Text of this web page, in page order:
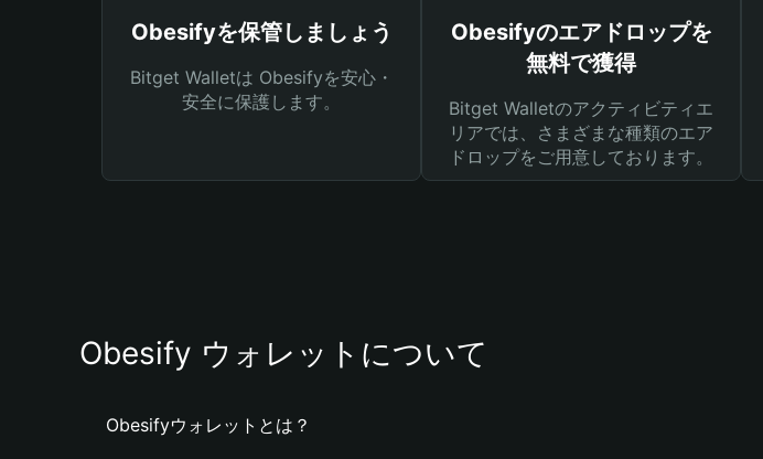
Obesifyを保管しましょう
Bitget Walletは Obesifyを安心・
安全に保護します。
Obesifyのエアドロップを
無料で獲得
Bitget Walletのアクティビティエ
リアでは、さまざまな種類のエア
ドロップをご用意しております。
Obesify ウォレットについて
Obesifyウォレットとは？